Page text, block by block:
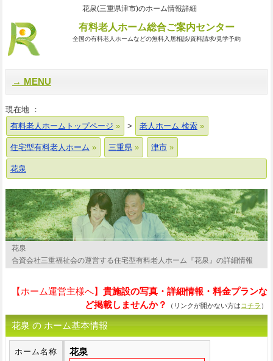
花泉(三重県津市)のホーム情報詳細
有料老人ホーム総合ご案内センター
全国の有料老人ホームなどの無料入居相談/資料請求/見学予約
MENU
現在地 ：
有料老人ホームトップページ
> 老人ホーム 検索
住宅型有料老人ホーム 三重県 津市
花泉
花泉
合資会社三重福祉会の運営する住宅型有料老人ホーム『花泉』の詳細情報
【ホーム運営主様へ】貴施設の写真・詳細情報・料金プランな
ど掲載しませんか？
（リンクが開かない方は コチラ ）
花泉 の ホーム基本情報
ホーム名称
花泉